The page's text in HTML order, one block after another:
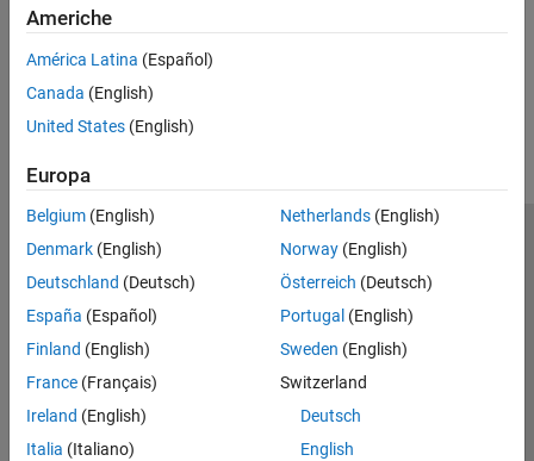
Americhe
América Latina (Español)
Canada (English)
United States (English)
Europa
Belgium (English)
Denmark (English)
Deutschland (Deutsch)
España (Español)
Finland (English)
France (Français)
Ireland (English)
Italia (Italiano)
Netherlands(English)
Norway(English)
Österreich (Deutsch)
Portugal (English)
Sweden (English)
Switzerland
Deutsch
English
Centro di fiducia
Informativa sulla privacy
Antipirateria
Stato dell'applicazione
Contatti
© 1994-2026 The MathWorks, Inc.